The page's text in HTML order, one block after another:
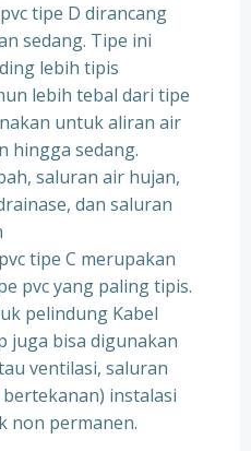
tipe D dirancang
sedang. Tipe ini
lebih tipis
lebih tebal dari tipe
untuk aliran air
hingga sedang.
saluran air hujan,
dan saluran
tipe C merupakan
pvc yang paling tipis.
pelindung Kabel
juga bisa digunakan
ventilasi, saluran
instalasi
non permanen.